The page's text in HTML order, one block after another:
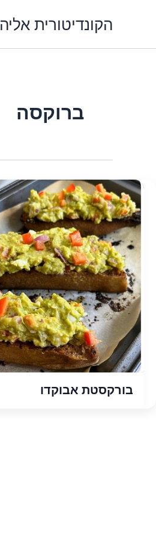
הקונדיטורית אליה
ברוקסה
בורקסטת אבוקדו